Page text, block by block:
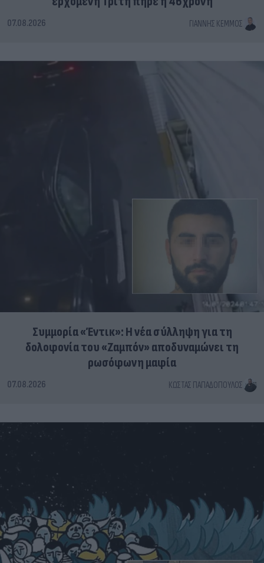
07.08.2026 ΓΙΆΝΝΗΣ ΚΈΜΜΟΣ
Συμμορία «Έντικ»: Η νέα σύλληψη για τη
δολοφονία του «Ζαμπόν» αποδυναμώνει τη
ρωσόφωνη μαφία
07.08.2026 ΚΏΣΤΑΣ ΠΑΠΑΔΌΠΟΥΛΟΣ